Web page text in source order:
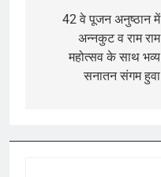
navigation
42 वे पूजन अनुष्ठान में
अन्नकुट व राम राम
महोत्सव के साथ भव्य
सनातन संगम हुवा